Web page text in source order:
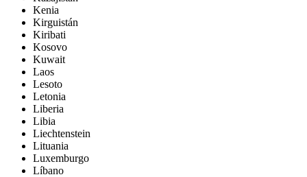
Kenia
Kirguistán
Kiribati
Kosovo
Kuwait
Laos
Lesoto
Letonia
Liberia
Libia
Liechtenstein
Lituania
Luxemburgo
Líbano